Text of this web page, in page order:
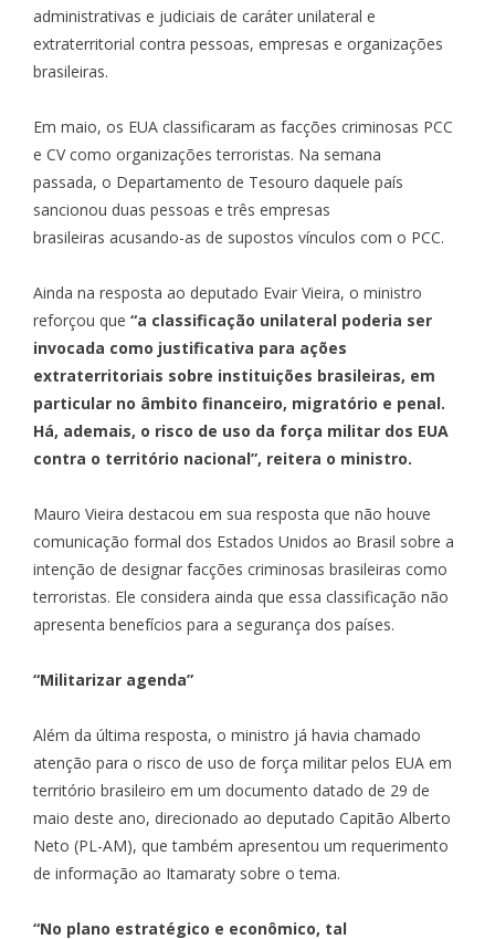
administrativas e judiciais de caráter unilateral e
extraterritorial contra pessoas, empresas e organizações
brasileiras.
Em maio, os EUA classificaram as facções criminosas PCC
e CV como organizações terroristas. Na semana
passada, o Departamento de Tesouro daquele país
sancionou duas pessoas e três empresas
brasileiras acusando-as de supostos vínculos com o PCC.
Ainda na resposta ao deputado Evair Vieira, o ministro
reforçou que “a classificação unilateral poderia ser
invocada como justificativa para ações
extraterritoriais sobre instituições brasileiras, em
particular no âmbito financeiro, migratório e penal.
Há, ademais, o risco de uso da força militar dos EUA
contra o território nacional”, reitera o ministro.
Mauro Vieira destacou em sua resposta que não houve
comunicação formal dos Estados Unidos ao Brasil sobre a
intenção de designar facções criminosas brasileiras como
terroristas. Ele considera ainda que essa classificação não
apresenta benefícios para a segurança dos países.
“Militarizar agenda”
Além da última resposta, o ministro já havia chamado
atenção para o risco de uso de força militar pelos EUA em
território brasileiro em um documento datado de 29 de
maio deste ano, direcionado ao deputado Capitão Alberto
Neto (PL-AM), que também apresentou um requerimento
de informação ao Itamaraty sobre o tema.
“No plano estratégico e econômico, tal